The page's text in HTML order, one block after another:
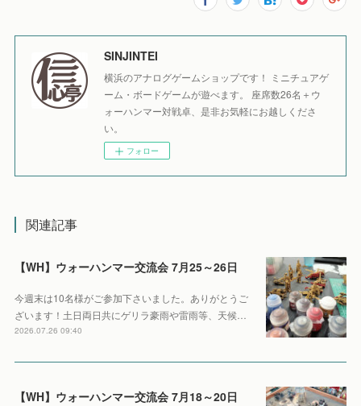
SINJINTEI
横浜のアナログゲームショップです！ ミニチュアゲ
ーム・ボードゲームが遊べます。 座席数26名＋ウ
ォーハンマー対戦卓、是非お気軽にお越しくださ
い。
フォロー
関連記事
【WH】ウォーハンマー交流会 7月25～26日
今週末は10名様がご参加下さいました。ありがとうご
ざいます！土日両日共にゲリラ豪雨や雷雨等、天候…
2026.07.26 09:40
【WH】ウォーハンマー交流会 7月18～20日